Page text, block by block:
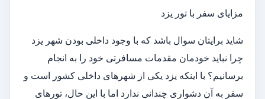
مزایای سفر با تور یزد
شاید برایتان سوال باشد که با وجود داخلی بودن شهر یزد
چرا نباید خودمان مقدمات مسافرتی خود را به انجام
برسانیم؟ با اینکه یزد یکی از شهرهای داخلی کشور است و
سفر به آن دشواری چندانی ندارد اما با این حال، تورهای